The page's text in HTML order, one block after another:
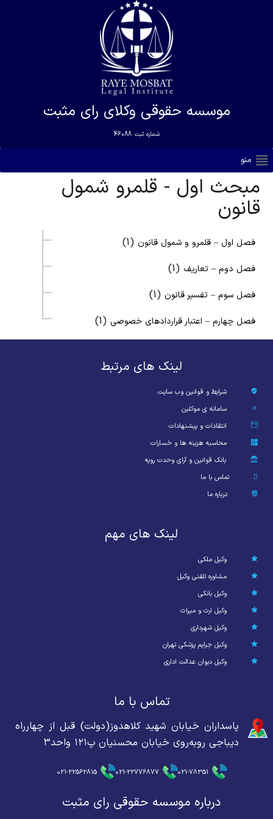
موسسه حقوقی وکلای رای مثبت
شماره ثبت 46088
منو
مبحث اول - قلمرو شمول
قانون
فصل اول – قلمرو و شمول قانون (1)
فصل دوم – تعاریف (1)
فصل سوم – تفسیر قانون (1)
فصل چهارم – اعتبار قراردادهای خصوصی (1)
لینک های مرتبط
شرایط و قوانین وب سایت
سامانه ی موکلین
انتقادات و پیشنهادات
محاسبه هزینه ها و خسارات
بانک قوانین و آرای وحدت رویه
تماس با ما
درباره ما
لینک های مهم
وکیل ملکی
مشاوره تلفنی وکیل
وکیل بانکی
وکیل ارث و میراث
وکیل شهرداری
وکیل جرایم پزشکی تهران
وکیل دیوان عدالت اداری
تماس با ما
پاسداران خیابان شهید کلاهدوز(دولت) قبل از چهارراه
دیباجی روبه‌روی خیابان محسنیان پ۱۲۱ واحد۳
021-78351
021-22776877
021-22562815
درباره موسسه حقوقی رای مثبت